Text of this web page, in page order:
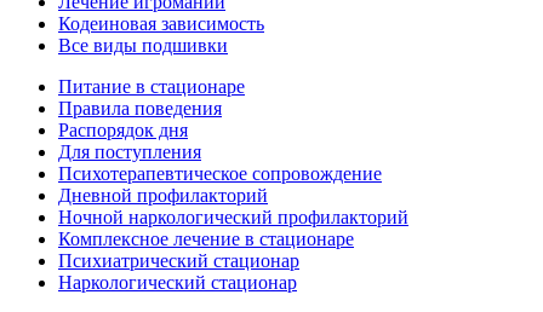
Кодеиновая зависимость
Все виды подшивки
Питание в стационаре
Правила поведения
Распорядок дня
Для поступления
Психотерапевтическое сопровождение
Дневной профилакторий
Ночной наркологический профилакторий
Комплексное лечение в стационаре
Психиатрический стационар
Наркологический стационар